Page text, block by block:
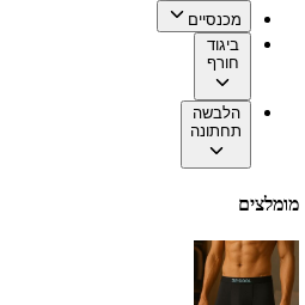
מכנסיים
ביגוד
חורף
הלבשה
תחתונה
מומלצים